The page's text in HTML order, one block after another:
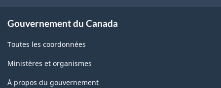
Gouvernement du Canada
Toutes les coordonnées
Ministères et organismes
À propos du gouvernement